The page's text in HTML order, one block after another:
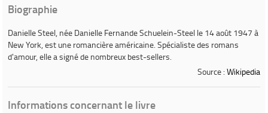
Biographie
Danielle Steel, née Danielle Fernande Schuelein-Steel le 14 août 1947 à
New York, est une romancière américaine. Spécialiste des romans
d'amour, elle a signé de nombreux best-sellers.
Source : Wikipedia
Informations concernant le livre